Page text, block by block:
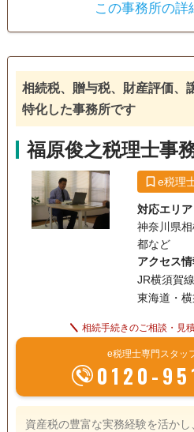
関する幅広い知識はもちろんの
まらず、幅広いサービスを提供
バイスを提供することができます。 弊所はお客様と密に
決策を提供することを目指してい
本物です。弊所のサービスはお
営し成長を促進するために必要なものです。
を超える経験を、あなたの味方
性、正確性、迅速性、そして親
それ故弊所が提供するサービス
不可欠なものであり、常にお客
遺産分
家族信託 相続手続
戸籍収集 相続人調
電話相談可 土日相談可 初回相
事務所面談可
この事務所の詳
相続税、贈与税、財産評価、
特化した事務所です
福原俊之税理士事
e税理
対応エリア
神奈川県
都など
アクセス情
JR横須賀
東海道・
相続手続きのご相談・見
e税理士専門スタッ
0120-
資産税の豊富な実務経験を活か